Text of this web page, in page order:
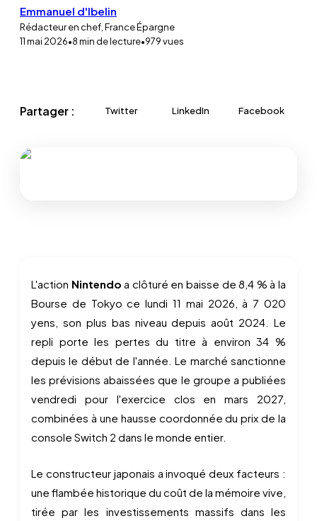
Emmanuel d'Ibelin
Rédacteur en chef, France Épargne
11 mai 2026•8min de lecture•979vues
Partager : Twitter LinkedIn Facebook
L'action Nintendo a clôturé en baisse de 8,4 % à la
Bourse de Tokyo ce lundi 11 mai 2026, à 7 020
yens, son plus bas niveau depuis août 2024. Le
repli porte les pertes du titre à environ 34 %
depuis le début de l'année. Le marché sanctionne
les prévisions abaissées que le groupe a publiées
vendredi pour l'exercice clos en mars 2027,
combinées à une hausse coordonnée du prix de la
console Switch 2 dans le monde entier.
Le constructeur japonais a invoqué deux facteurs :
une flambée historique du coût de la mémoire vive,
tirée par les investissements massifs dans les